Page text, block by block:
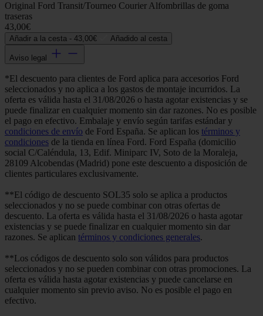
Original Ford Transit/Tourneo Courier Alfombrillas de goma
traseras
43,00€
Añadir a la cesta - 43,00€ Añadido al cesta
Aviso legal
*El descuento para clientes de Ford aplica para accesorios Ford
seleccionados y no aplica a los gastos de montaje incurridos. La
oferta es válida hasta el 31/08/2026 o hasta agotar existencias y se
puede finalizar en cualquier momento sin dar razones. No es posible
el pago en efectivo. Embalaje y envío según tarifas estándar y
condiciones de envío de Ford España. Se aplican los términos y
condiciones de la tienda en línea Ford. Ford España (domicilio
social C/Caléndula, 13, Edif. Miniparc IV, Soto de la Moraleja,
28109 Alcobendas (Madrid) pone este descuento a disposición de
clientes particulares exclusivamente.
**El código de descuento SOL35 solo se aplica a productos
seleccionados y no se puede combinar con otras ofertas de
descuento. La oferta es válida hasta el 31/08/2026 o hasta agotar
existencias y se puede finalizar en cualquier momento sin dar
razones. Se aplican términos y condiciones generales.
**Los códigos de descuento solo son válidos para productos
seleccionados y no se pueden combinar con otras promociones. La
oferta es válida hasta agotar existencias y puede cancelarse en
cualquier momento sin previo aviso. No es posible el pago en
efectivo.